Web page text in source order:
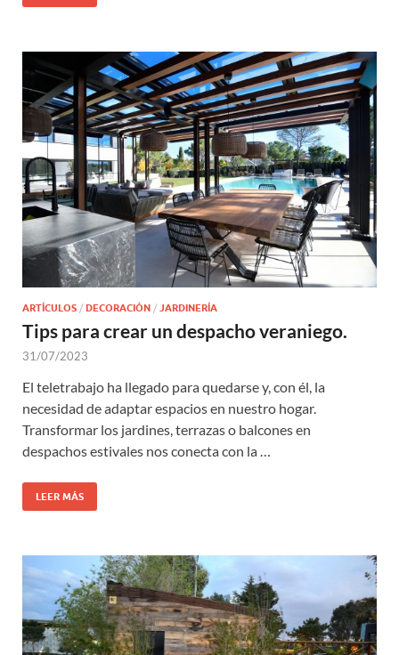
ARTÍCULOS / DECORACIÓN / JARDINERÍA
Tips para crear un despacho veraniego.
31/07/2023
El teletrabajo ha llegado para quedarse y, con él, la
necesidad de adaptar espacios en nuestro hogar.
Transformar los jardines, terrazas o balcones en
despachos estivales nos conecta con la …
LEER MÁS